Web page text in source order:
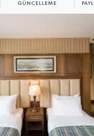
GÜNCELLEME